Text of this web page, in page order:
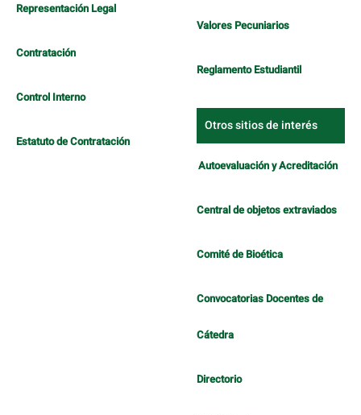
Representación Legal
Contratación
Control Interno
Estatuto de Contratación
Valores Pecuniarios
Reglamento Estudiantil
Otros sitios de interés
Autoevaluación y Acreditación
Central de objetos extraviados
Comité de Bioética
Convocatorias Docentes de
Cátedra
Directorio